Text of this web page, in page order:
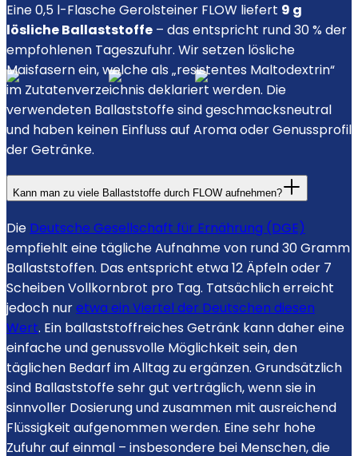
Eine 0,5 l-Flasche Gerolsteiner FLOW liefert 9 g
lösliche Ballaststoffe – das entspricht rund 30 % der
empfohlenen Tageszufuhr. Wir setzen lösliche
Maisfasern ein, welche als „resistentes Maltodextrin“
im Zutatenverzeichnis deklariert werden. Die
verwendeten Ballaststoffe sind geschmacksneutral
und haben keinen Einfluss auf Aroma oder Genussprofil
der Getränke.
Kann man zu viele Ballaststoffe durch FLOW aufnehmen?
Die Deutsche Gesellschaft für Ernährung (DGE)
empfiehlt eine tägliche Aufnahme von rund 30 Gramm
Ballaststoffen. Das entspricht etwa 12 Äpfeln oder 7
Scheiben Vollkornbrot pro Tag. Tatsächlich erreicht
jedoch nuretwa ein Viertel der Deutschen diesen
Wert. Ein ballaststoffreiches Getränk kann daher eine
einfache und genussvolle Möglichkeit sein, den
täglichen Bedarf im Alltag zu ergänzen. Grundsätzlich
sind Ballaststoffe sehr gut verträglich, wenn sie in
sinnvoller Dosierung und zusammen mit ausreichend
Flüssigkeit aufgenommen werden. Eine sehr hohe
Zufuhr auf einmal – insbesondere bei Menschen, die